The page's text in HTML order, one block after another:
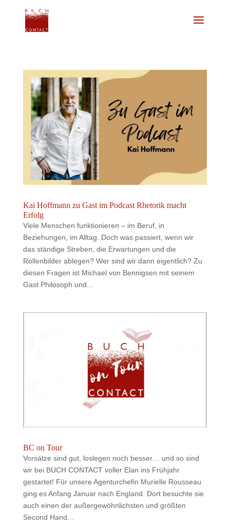
Kai Hoffmann zu Gast im Podcast Rhetorik macht
Erfolg
Viele Menschen funktionieren – im Beruf, in
Beziehungen, im Alltag. Doch was passiert, wenn wir
das ständige Streben, die Erwartungen und die
Rollenbilder ablegen? Wer sind wir dann eigentlich? Zu
diesen Fragen ist Michael von Bennigsen mit seinem
Gast Philosoph und...
BC on Tour
Vorsätze sind gut, loslegen noch besser… und so sind
wir bei BUCH CONTACT voller Elan ins Frühjahr
gestartet! Für unsere Agenturchefin Murielle Rousseau
ging es Anfang Januar nach England. Dort besuchte sie
auch einen der außergewöhnlichsten und größten
Second Hand...